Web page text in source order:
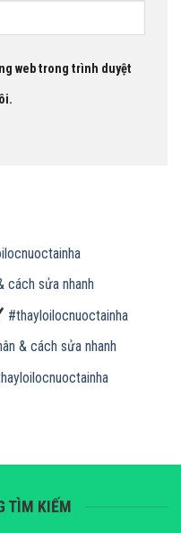
web trong trình duyệt
cách sửa nhanh
#thayloilocnuoctainha
& cách sửa nhanh
TÌM KIẾM